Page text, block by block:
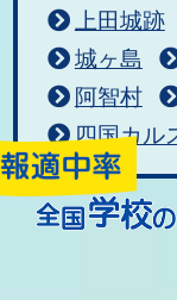
上田城跡
城ヶ島
阿智村
四国カル